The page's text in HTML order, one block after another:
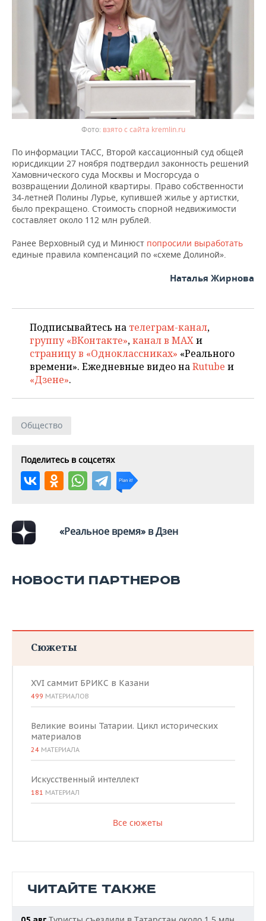
взято с сайта kremlin.ru
По информации ТАСС, Второй кассационный суд общей
юрисдикции 27 ноября подтвердил законность решений
Хамовнического суда Москвы и Мосгорсуда о
возвращении Долиной квартиры. Право собственности
34-летней Полины Лурье, купившей жилье у артистки,
было прекращено. Стоимость спорной недвижимости
составляет около 112 млн рублей.
Ранее Верховный суд и Минюст попросили выработать
единые правила компенсаций по «схеме Долиной».
Наталья Жирнова
Подписывайтесь на телеграм-канал,
группу «ВКонтакте»,канал в MAXи
страницу в «Одноклассниках» «Реального
времени». Ежедневные видео наRutube и
«Дзене».
Общество
Поделитесь в соцсетях
«Реальное время» в Дзен
НОВОСТИ ПАРТНЕРОВ
Сюжеты
XVI саммит БРИКС в Казани
499 МАТЕРИАЛОВ
Великие воины Татарии. Цикл исторических
материалов
24 МАТЕРИАЛА
Искусственный интеллект
181 МАТЕРИАЛ
Все сюжеты
ЧИТАЙТЕ ТАКЖЕ